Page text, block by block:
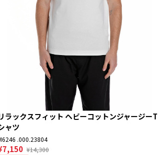
ラックスフィット ヘビーコットンジャージーT
ャツ
.000.23804
¥14,300